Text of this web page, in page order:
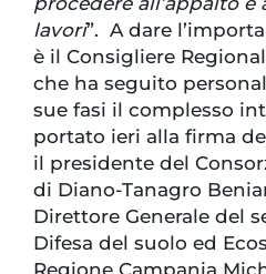
lavori”. A dare
è il Consigliere
che ha seguito
sue fasi il complesso
portato ieri alla firma
il presidente del
di Diano-Tanagro
Direttore Generale del
Difesa del suolo ed